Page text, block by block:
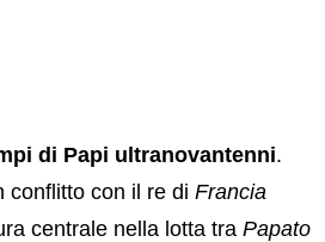
di Papi ultranovantenni.
conflitto con il re di Francia
centrale nella lotta tra Papato